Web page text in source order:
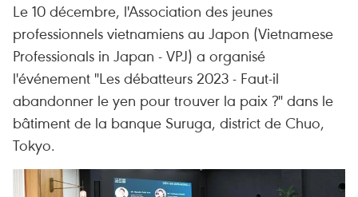
Le 10 décembre, l'Association des jeunes
professionnels vietnamiens au Japon (Vietnamese
Professionals in Japan - VPJ) a organisé
l'événement "Les débatteurs 2023 - Faut-il
abandonner le yen pour trouver la paix ?" dans le
bâtiment de la banque Suruga, district de Chuo,
Tokyo.